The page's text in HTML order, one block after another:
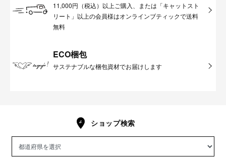
11,000円（税込）以上ご購入、または「キャットスト
リート」以上の会員様はオンラインブティックで送料
無料
ECO梱包
サステナブルな梱包資材でお届けします
ショップ検索